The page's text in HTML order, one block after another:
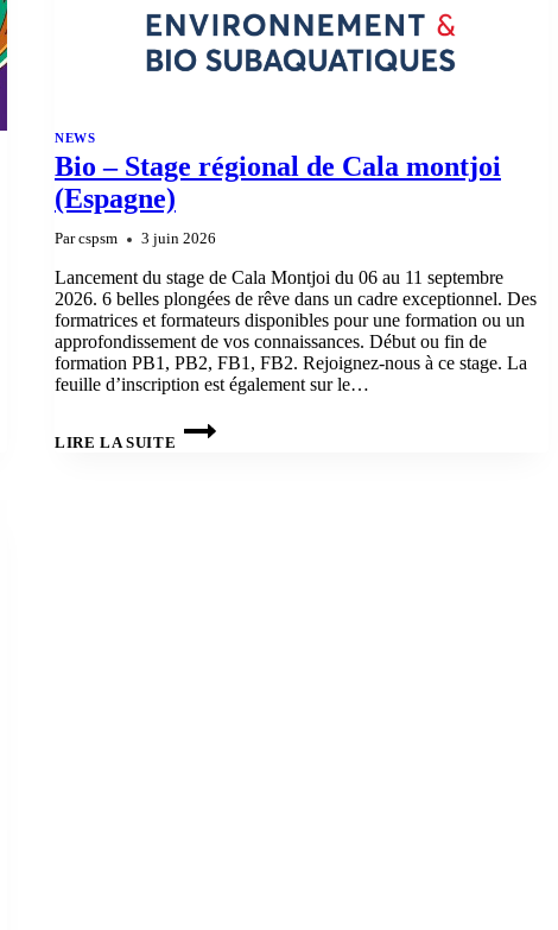
NEWS
Bio – Stage régional de Cala montjoi
(Espagne)
Par cspsm 3 juin 2026
Lancement du stage de Cala Montjoi du 06 au 11 septembre
2026. 6 belles plongées de rêve dans un cadre exceptionnel. Des
formatrices et formateurs disponibles pour une formation ou un
approfondissement de vos connaissances. Début ou fin de
formation PB1, PB2, FB1, FB2. Rejoignez-nous à ce stage. La
feuille d’inscription est également sur le…
LIRE LA SUITE